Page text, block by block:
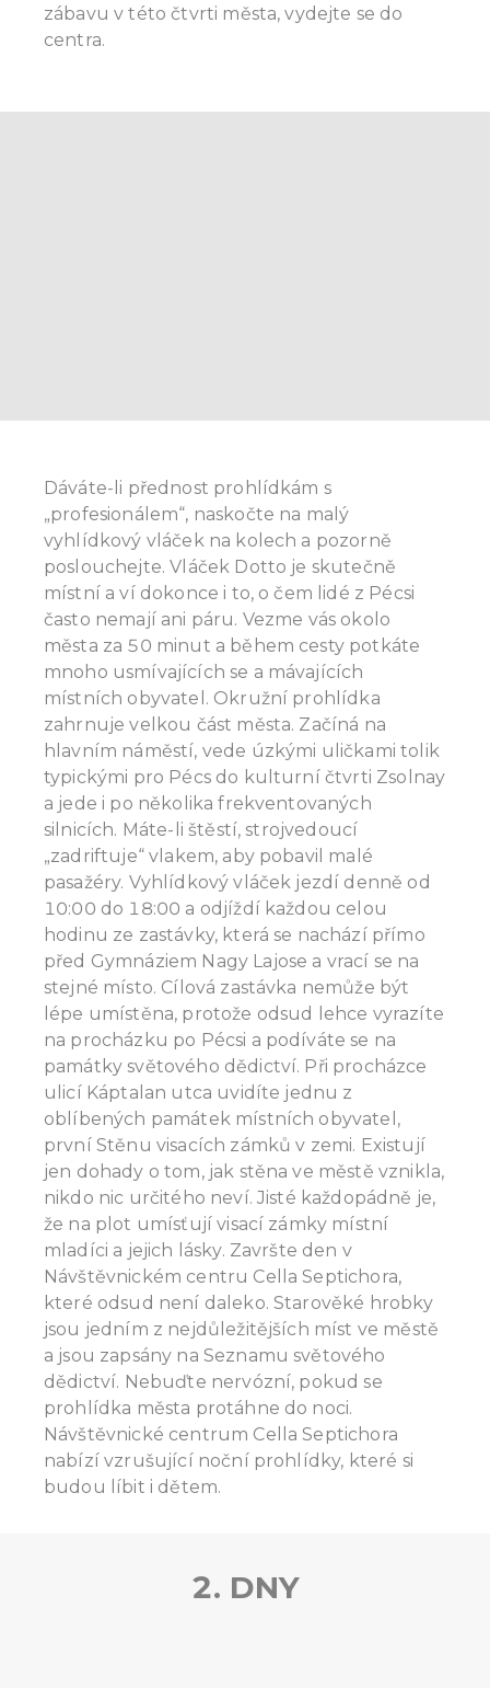
zábavu v této čtvrti města, vydejte se do
centra.
Dáváte-li přednost prohlídkám s
„profesionálem“, naskočte na malý
vyhlídkový vláček na kolech a pozorně
poslouchejte. Vláček Dotto je skutečně
místní a ví dokonce i to, o čem lidé z Pécsi
často nemají ani páru. Vezme vás okolo
města za 50 minut a během cesty potkáte
mnoho usmívajících se a mávajících
místních obyvatel. Okružní prohlídka
zahrnuje velkou část města. Začíná na
hlavním náměstí, vede úzkými uličkami tolik
typickými pro Pécs do kulturní čtvrti Zsolnay
a jede i po několika frekventovaných
silnicích. Máte-li štěstí, strojvedoucí
„zadriftuje“ vlakem, aby pobavil malé
pasažéry. Vyhlídkový vláček jezdí denně od
10:00 do 18:00 a odjíždí každou celou
hodinu ze zastávky, která se nachází přímo
před Gymnáziem Nagy Lajose a vrací se na
stejné místo. Cílová zastávka nemůže být
lépe umístěna, protože odsud lehce vyrazíte
na procházku po Pécsi a podíváte se na
památky světového dědictví. Při procházce
ulicí Káptalan utca uvidíte jednu z
oblíbených památek místních obyvatel,
první Stěnu visacích zámků v zemi. Existují
jen dohady o tom, jak stěna ve městě vznikla,
nikdo nic určitého neví. Jisté každopádně je,
že na plot umísťují visací zámky místní
mladíci a jejich lásky. Završte den v
Návštěvnickém centru Cella Septichora,
které odsud není daleko. Starověké hrobky
jsou jedním z nejdůležitějších míst ve městě
a jsou zapsány na Seznamu světového
dědictví. Nebuďte nervózní, pokud se
prohlídka města protáhne do noci.
Návštěvnické centrum Cella Septichora
nabízí vzrušující noční prohlídky, které si
budou líbit i dětem.
2. DNY